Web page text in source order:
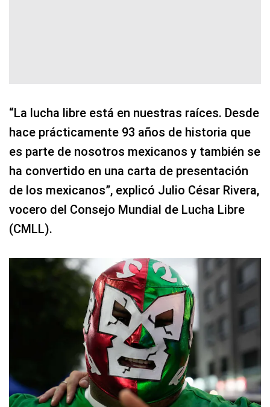
“La lucha libre está en nuestras raíces. Desde
hace prácticamente 93 años de historia que
es parte de nosotros mexicanos y también se
ha convertido en una carta de presentación
de los mexicanos”, explicó Julio César Rivera,
vocero del Consejo Mundial de Lucha Libre
(CMLL).